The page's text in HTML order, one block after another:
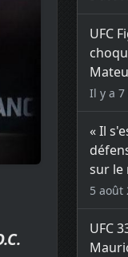
UFC
Il y a 7
« Il
sur le
5 août
UFC